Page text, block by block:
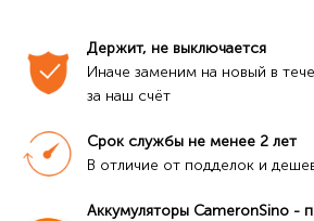
Держит, не выключается
Иначе заменим на новый в
за наш счёт
Срок службы не менее 2 лет
В отличие от подделок и
Аккумуляторы CameronSino -